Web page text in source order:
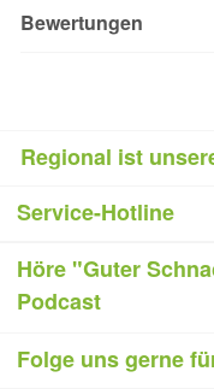
Bewertungen
Regional ist
Service-Hotline
Höre "Guter
Podcast
Folge uns gerne